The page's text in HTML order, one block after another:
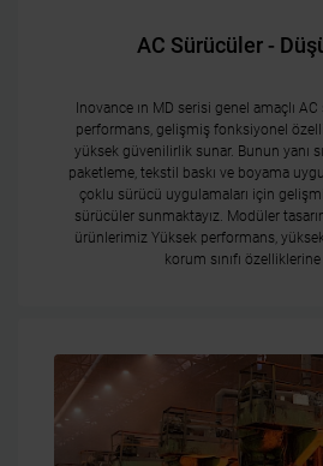
AC Sürücüler -
Inovance ın MD serisi genel amaçlı
performans, gelişmiş fonksiyonel
yüksek güvenilirlik sunar. Bunun yanı
paketleme, tekstil baskı ve boyama
çoklu sürücü uygulamaları için
sürücüler sunmaktayız. Modüler
ürünlerimiz Yüksek performans,
korum sınıfı